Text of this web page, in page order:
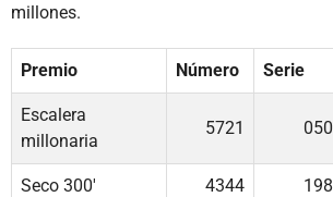
millones.
Premio Número Serie
Escalera
millonaria
5721 050
Seco 300' 4344 198